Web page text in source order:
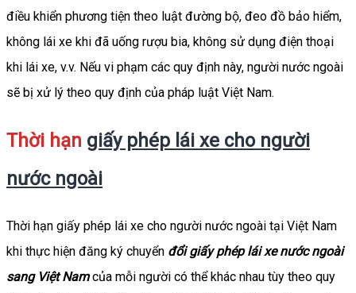
điều khiển phương tiện theo luật đường bộ, đeo đồ bảo hiểm,
không lái xe khi đã uống rượu bia, không sử dụng điện thoại
khi lái xe, v.v. Nếu vi phạm các quy định này, người nước ngoài
sẽ bị xử lý theo quy định của pháp luật Việt Nam.
Thời hạn giấy phép lái xe cho người
nước ngoài
Thời hạn giấy phép lái xe cho người nước ngoài tại Việt Nam
khi thực hiện đăng ký chuyển đổi giấy phép lái xe nước ngoài
sang Việt Namcủa mỗi người có thể khác nhau tùy theo quy